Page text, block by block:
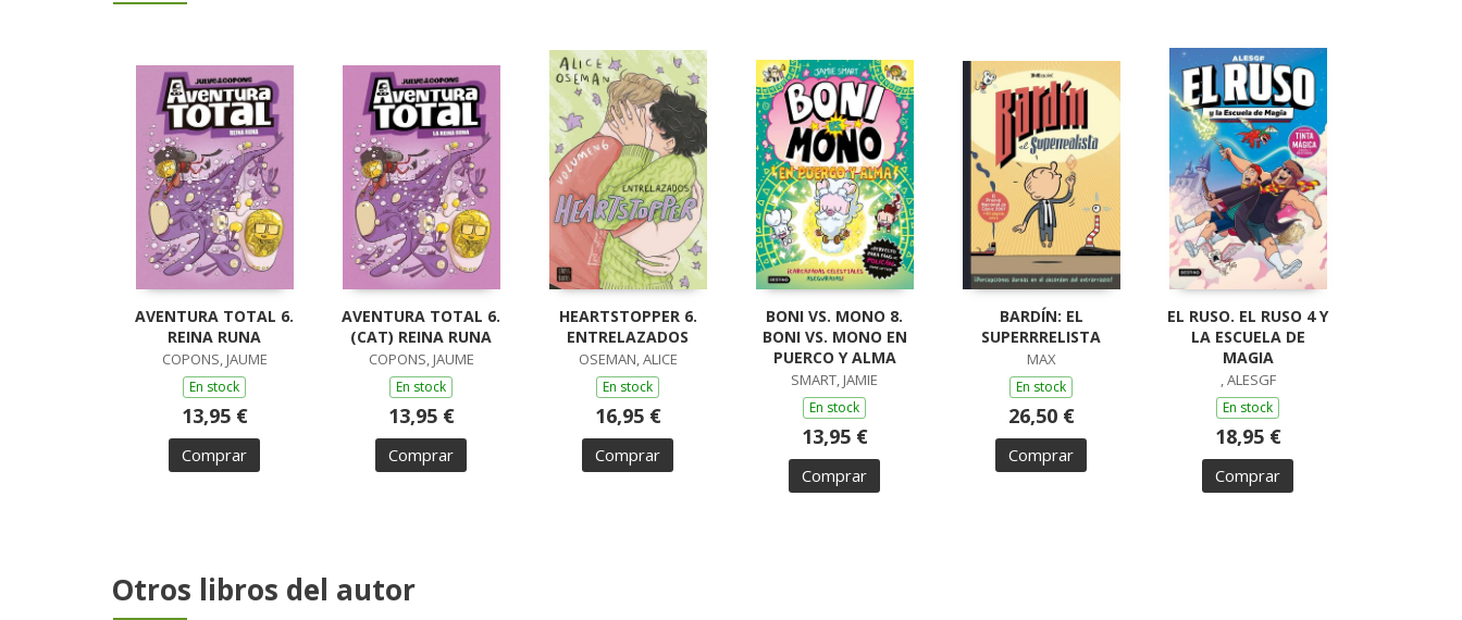
AVENTURA TOTAL 6.
REINA RUNA
COPONS, JAUME
En stock
13,95 €
Comprar
AVENTURA TOTAL 6.
(CAT) REINA RUNA
COPONS, JAUME
En stock
13,95 €
Comprar
HEARTSTOPPER 6.
ENTRELAZADOS
OSEMAN, ALICE
En stock
16,95 €
Comprar
BONI VS. MONO 8.
BONI VS. MONO EN
PUERCO Y ALMA
SMART, JAMIE
En stock
13,95 €
Comprar
BARDÍN: EL
SUPERRRELISTA
MAX
En stock
26,50 €
Comprar
EL RUSO. EL RUSO 4 Y
LA ESCUELA DE
MAGIA
, ALESGF
En stock
18,95 €
Comprar
Otros libros del autor